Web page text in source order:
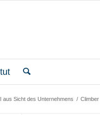
aus Sicht des Unternehmens /